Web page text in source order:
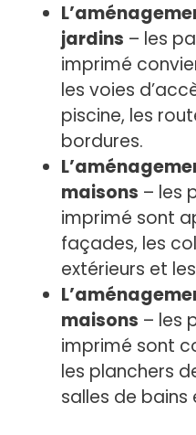
jardins – les
imprimé
les voies
piscine, les
bordures.
maisons – les
imprimé sont
façades, les
extérieurs et
maisons – les
imprimé sont
les planchers
salles de bains